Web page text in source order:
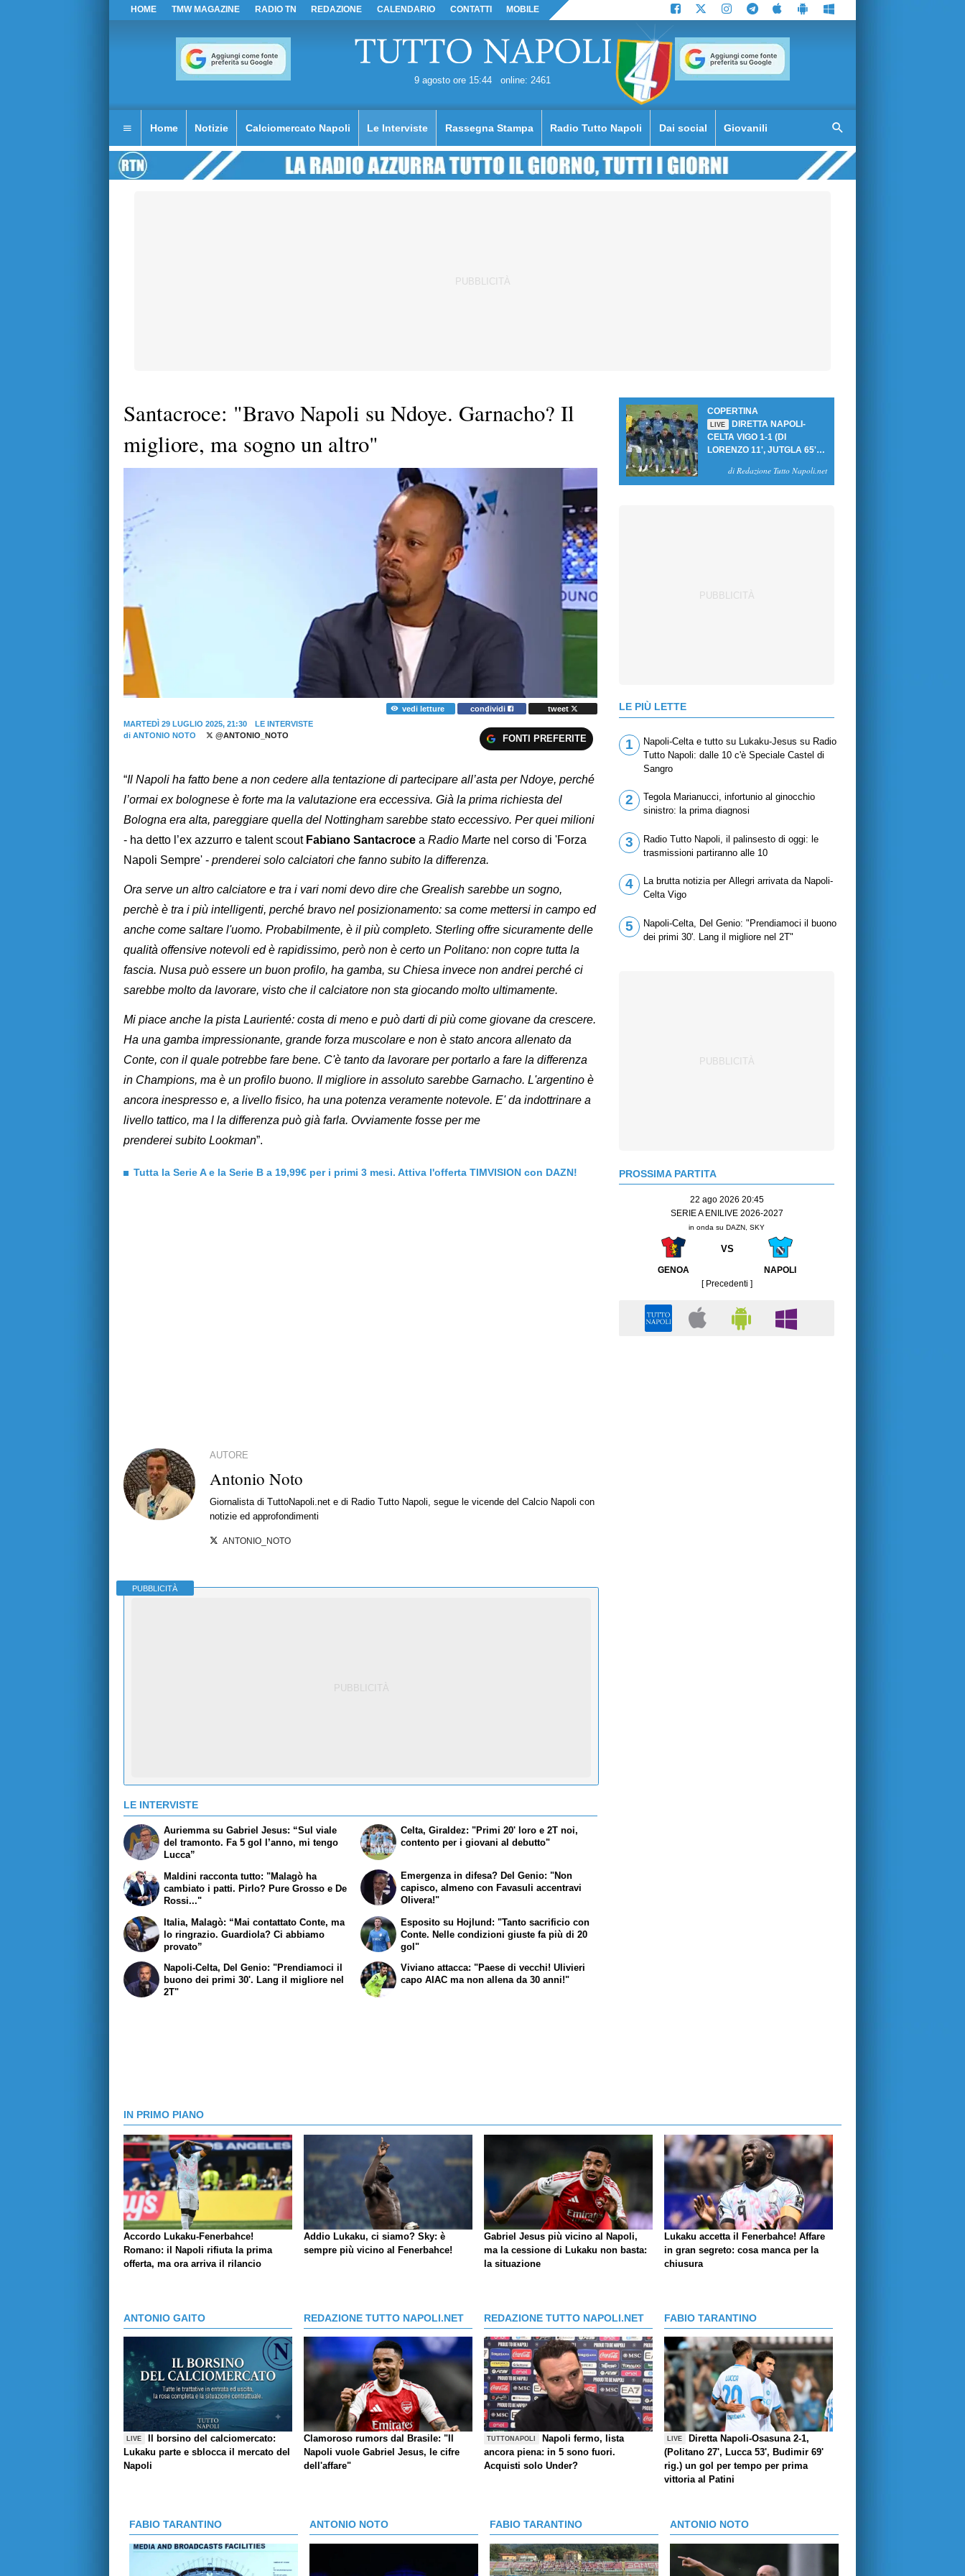
HOME TMW MAGAZINE RADIO TN REDAZIONE CALENDARIO CONTATTI MOBILE
9 agosto ore 15:44 online: 2461
Home Notizie Calciomercato Napoli Le Interviste Rassegna Stampa Radio Tutto Napoli Dai social Giovanili
Santacroce: "Bravo Napoli su Ndoye. Garnacho? Il
migliore, ma sogno un altro"
vedi letture condividi
tweet
MARTEDÌ 29 LUGLIO 2025, 21:30
LE INTERVISTE
di ANTONIO NOTO @ANTONIO_NOTO FONTI PREFERITE
“Il Napoli ha fatto bene a non cedere alla tentazione di partecipare all’asta per Ndoye, perché
l’ormai ex bolognese è forte ma la valutazione era eccessiva. Già la prima richiesta del
Bologna era alta, pareggiare quella del Nottingham sarebbe stato eccessivo. Per quei milioni
- ha detto l’ex azzurro e talent scout Fabiano Santacroce a Radio Marte nel corso di 'Forza
Napoli Sempre' - prenderei solo calciatori che fanno subito la differenza.
Ora serve un altro calciatore e tra i vari nomi devo dire che Grealish sarebbe un sogno,
perchè è tra i più intelligenti, perché bravo nel posizionamento: sa come mettersi in campo ed
anche come saltare l'uomo. Probabilmente, è il più completo. Sterling offre sicuramente delle
qualità offensive notevoli ed è rapidissimo, però non è certo un Politano: non copre tutta la
fascia. Nusa può essere un buon profilo, ha gamba, su Chiesa invece non andrei perché ci
sarebbe molto da lavorare, visto che il calciatore non sta giocando molto ultimamente.
Mi piace anche la pista Laurienté: costa di meno e può darti di più come giovane da crescere.
Ha una gamba impressionante, grande forza muscolare e non è stato ancora allenato da
Conte, con il quale potrebbe fare bene. C'è tanto da lavorare per portarlo a fare la differenza
in Champions, ma è un profilo buono. Il migliore in assoluto sarebbe Garnacho. L'argentino è
ancora inespresso e, a livello fisico, ha una potenza veramente notevole. E' da indottrinare a
livello tattico, ma l la differenza può già farla. Ovviamente fosse per me
prenderei subito Lookman”.
Tutta la Serie A e la Serie B a 19,99€ per i primi 3 mesi. Attiva l'offerta TIMVISION con DAZN!
AUTORE
Antonio Noto
Giornalista di TuttoNapoli.net e di Radio Tutto Napoli, segue le vicende del Calcio Napoli con
notizie ed approfondimenti
ANTONIO_NOTO
PUBBLICITÀ
LE INTERVISTE
Auriemma su Gabriel Jesus: “Sul viale
del tramonto. Fa 5 gol l’anno, mi tengo
Lucca”
Maldini racconta tutto: "Malagò ha
cambiato i patti. Pirlo? Pure Grosso e De
Rossi..."
Celta, Giraldez: "Primi 20' loro e 2T noi,
contento per i giovani al debutto"
Emergenza in difesa? Del Genio: "Non
capisco, almeno con Favasuli accentravi
Olivera!"
Italia, Malagò: “Mai contattato Conte, ma
lo ringrazio. Guardiola? Ci abbiamo
provato”
Napoli-Celta, Del Genio: "Prendiamoci il
buono dei primi 30'. Lang il migliore nel
2T"
Esposito su Hojlund: "Tanto sacrificio con
Conte. Nelle condizioni giuste fa più di 20
gol"
Viviano attacca: "Paese di vecchi! Ulivieri
capo AIAC ma non allena da 30 anni!"
COPERTINA
LIVE
DIRETTA NAPOLI-
CELTA VIGO 1-1 (DI
LORENZO 11', JUTGLA 65'):
BRUYNE NEGA LA
di Redazione Tutto Napoli.net
LE PIÙ LETTE
1
Napoli-Celta e tutto su Lukaku-Jesus su Radio
Tutto Napoli: dalle 10 c'è Speciale Castel di
Sangro
2
Tegola Marianucci, infortunio al ginocchio
sinistro: la prima diagnosi
3
Radio Tutto Napoli, il palinsesto di oggi: le
trasmissioni partiranno alle 10
4
La brutta notizia per Allegri arrivata da Napoli-
Celta Vigo
5
Napoli-Celta, Del Genio: "Prendiamoci il buono
dei primi 30'. Lang il migliore nel 2T"
PROSSIMA PARTITA
22 ago 2026 20:45
SERIE A ENILIVE 2026-2027
in onda su DAZN, SKY
VS
GENOA
NAPOLI
[ Precedenti ]
IN PRIMO PIANO
Accordo Lukaku-Fenerbahce!
Romano: il Napoli rifiuta la prima
offerta, ma ora arriva il rilancio
Addio Lukaku, ci siamo? Sky: è
sempre più vicino al Fenerbahce!
Gabriel Jesus più vicino al Napoli,
ma la cessione di Lukaku non basta:
la situazione
Lukaku accetta il Fenerbahce! Affare
in gran segreto: cosa manca per la
chiusura
ANTONIO GAITO
LIVE
Il borsino del calciomercato:
Lukaku parte e sblocca il mercato del
Napoli
REDAZIONE TUTTO NAPOLI.NET
Clamoroso rumors dal Brasile: "Il
Napoli vuole Gabriel Jesus, le cifre
dell'affare"
REDAZIONE TUTTO NAPOLI.NET
TUTTONAPOLI
Napoli fermo, lista
ancora piena: in 5 sono fuori.
Acquisti solo Under?
FABIO TARANTINO
LIVE
Diretta Napoli-Osasuna 2-1,
(Politano 27', Lucca 53', Budimir 69'
rig.) un gol per tempo per prima
vittoria al Patini
FABIO TARANTINO ANTONIO NOTO FABIO TARANTINO ANTONIO NOTO